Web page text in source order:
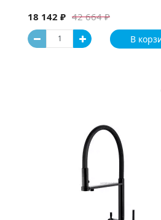
42 664 ₽
18 142 ₽
В